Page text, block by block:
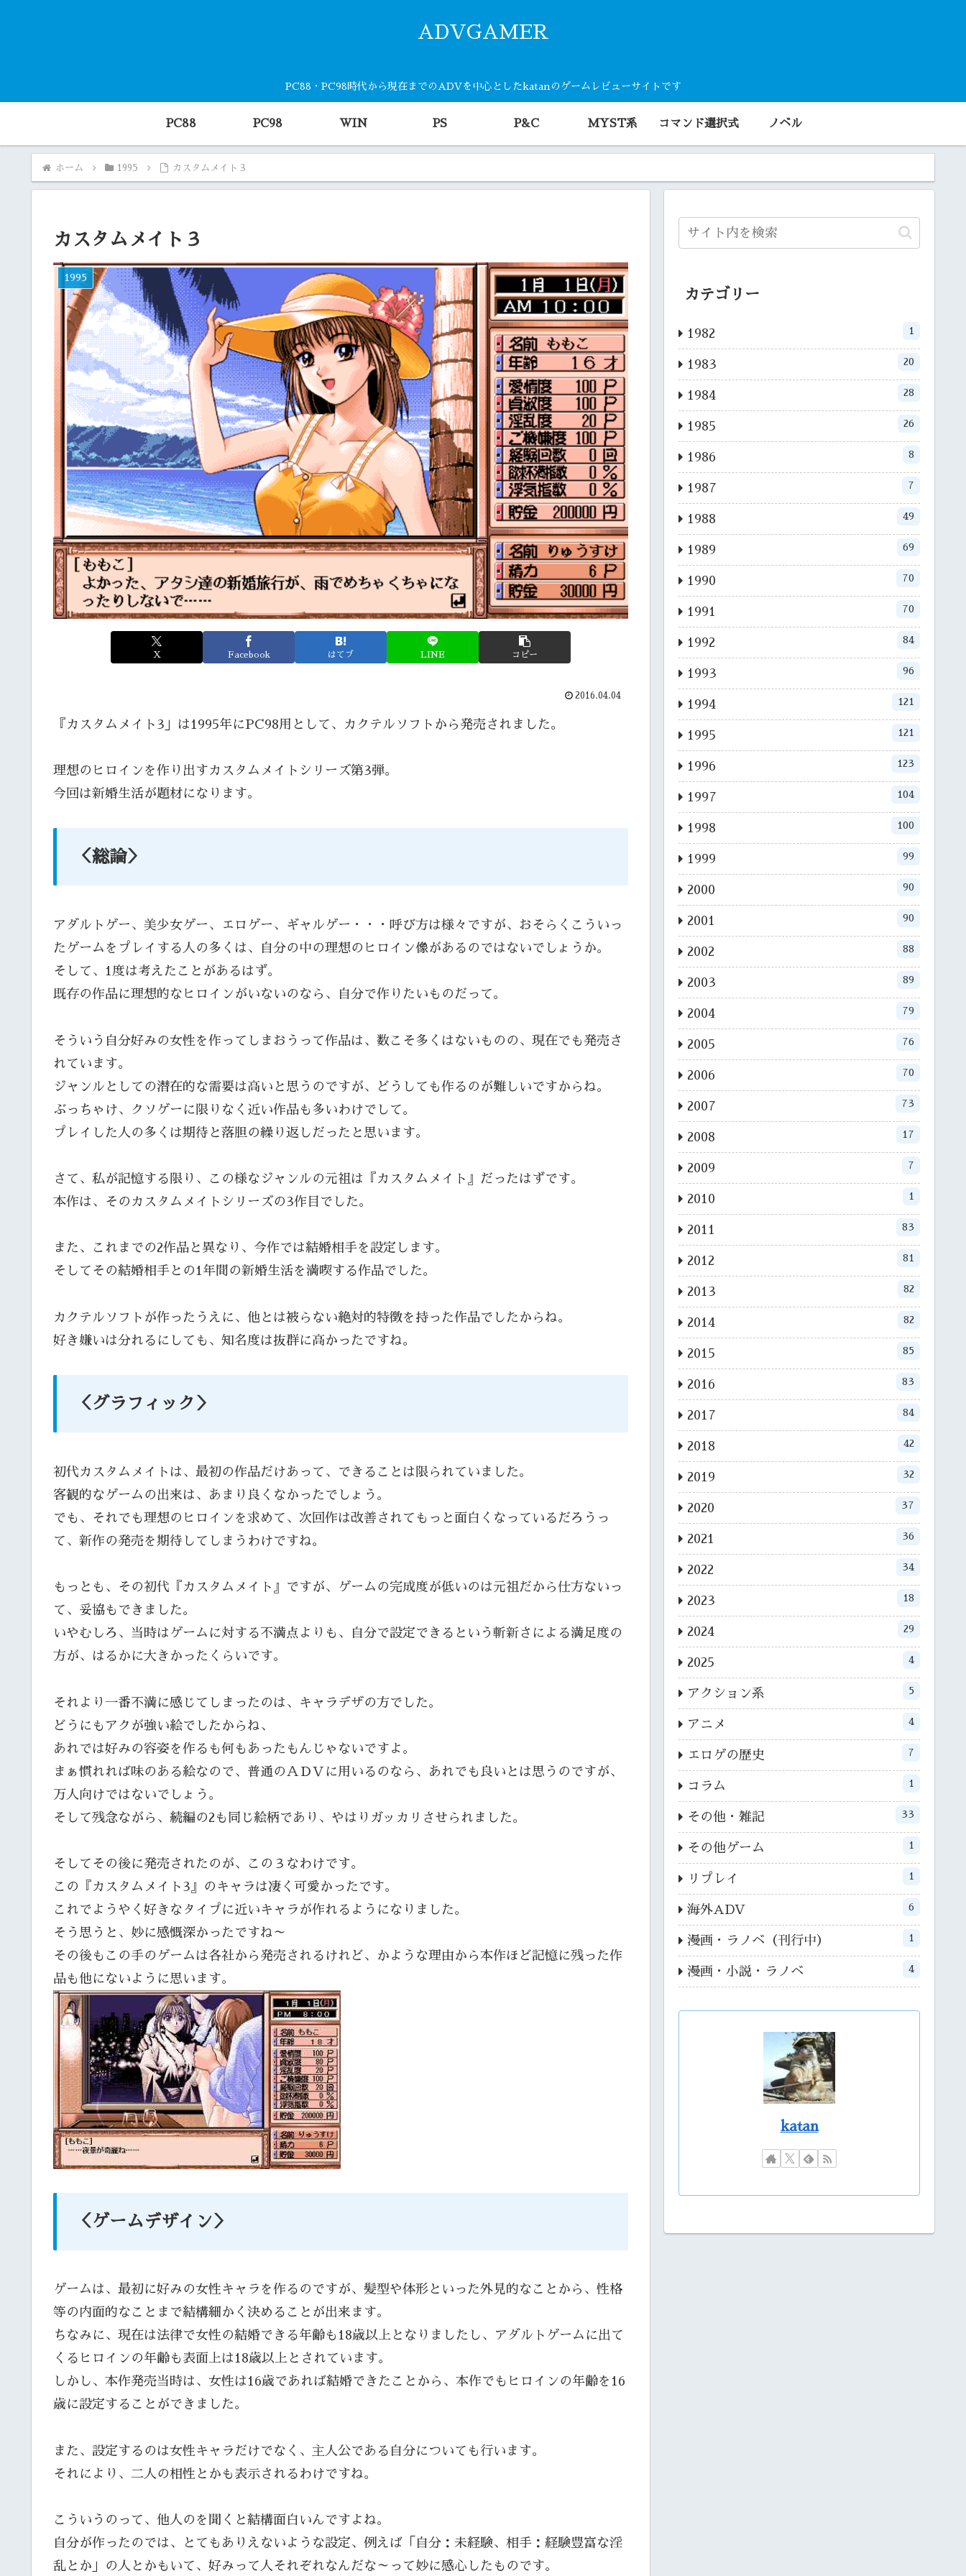
ADVGAMER
PC88・PC98時代から現在までのADVを中心としたkatanのゲームレビューサイトです
PC88 PC98 WIN PS P&C MYST系 コマンド選択式 ノベル
ホーム 1995 カスタムメイト３
カスタムメイト３
1995
X Facebook はてブ LINE コピー
2016.04.04
『カスタムメイト3」は1995年にPC98用として、カクテルソフトから発売されました。
理想のヒロインを作り出すカスタムメイトシリーズ第3弾。
今回は新婚生活が題材になります。
＜総論＞
アダルトゲー、美少女ゲー、エロゲー、ギャルゲー・・・呼び方は様々ですが、おそらくこういっ
たゲームをプレイする人の多くは、自分の中の理想のヒロイン像があるのではないでしょうか。
そして、1度は考えたことがあるはず。
既存の作品に理想的なヒロインがいないのなら、自分で作りたいものだって。
そういう自分好みの女性を作ってしまおうって作品は、数こそ多くはないものの、現在でも発売さ
れています。
ジャンルとしての潜在的な需要は高いと思うのですが、どうしても作るのが難しいですからね。
ぶっちゃけ、クソゲーに限りなく近い作品も多いわけでして。
プレイした人の多くは期待と落胆の繰り返しだったと思います。
さて、私が記憶する限り、この様なジャンルの元祖は『カスタムメイト』だったはずです。
本作は、そのカスタムメイトシリーズの3作目でした。
また、これまでの2作品と異なり、今作では結婚相手を設定します。
そしてその結婚相手との1年間の新婚生活を満喫する作品でした。
カクテルソフトが作ったうえに、他とは被らない絶対的特徴を持った作品でしたからね。
好き嫌いは分れるにしても、知名度は抜群に高かったですね。
＜グラフィック＞
初代カスタムメイトは、最初の作品だけあって、できることは限られていました。
客観的なゲームの出来は、あまり良くなかったでしょう。
でも、それでも理想のヒロインを求めて、次回作は改善されてもっと面白くなっているだろうっ
て、新作の発売を期待してしまうわけですね。
もっとも、その初代『カスタムメイト』ですが、ゲームの完成度が低いのは元祖だから仕方ないっ
て、妥協もできました。
いやむしろ、当時はゲームに対する不満点よりも、自分で設定できるという斬新さによる満足度の
方が、はるかに大きかったくらいです。
それより一番不満に感じてしまったのは、キャラデザの方でした。
どうにもアクが強い絵でしたからね、
あれでは好みの容姿を作るも何もあったもんじゃないですよ。
まぁ慣れれば味のある絵なので、普通のＡＤＶに用いるのなら、あれでも良いとは思うのですが、
万人向けではないでしょう。
そして残念ながら、続編の2も同じ絵柄であり、やはりガッカリさせられました。
そしてその後に発売されたのが、この３なわけです。
この『カスタムメイト3』のキャラは凄く可愛かったです。
これでようやく好きなタイプに近いキャラが作れるようになりました。
そう思うと、妙に感慨深かったですね～
その後もこの手のゲームは各社から発売されるけれど、かような理由から本作ほど記憶に残った作
品も他にないように思います。
＜ゲームデザイン＞
ゲームは、最初に好みの女性キャラを作るのですが、髪型や体形といった外見的なことから、性格
等の内面的なことまで結構細かく決めることが出来ます。
ちなみに、現在は法律で女性の結婚できる年齢も18歳以上となりましたし、アダルトゲームに出て
くるヒロインの年齢も表面上は18歳以上とされています。
しかし、本作発売当時は、女性は16歳であれば結婚できたことから、本作でもヒロインの年齢を16
歳に設定することができました。
また、設定するのは女性キャラだけでなく、主人公である自分についても行います。
それにより、二人の相性とかも表示されるわけですね。
こういうのって、他人のを聞くと結構面白いんですよね。
自分が作ったのでは、とてもありえないような設定、例えば「自分：未経験、相手：経験豊富な淫
乱とか」の人とかもいて、好みって人それぞれなんだな～って妙に感心したものです。
カテゴリー
1982 1
1983 20
1984 28
1985 26
1986 8
1987 7
1988 49
1989 69
1990 70
1991 70
1992 84
1993 96
1994 121
1995 121
1996 123
1997 104
1998 100
1999 99
2000 90
2001 90
2002 88
2003 89
2004 79
2005 76
2006 70
2007 73
2008 17
2009 7
2010 1
2011 83
2012 81
2013 82
2014 82
2015 85
2016 83
2017 84
2018 42
2019 32
2020 37
2021 36
2022 34
2023 18
2024 29
2025 4
アクション系 5
アニメ 4
エロゲの歴史 7
コラム 1
その他・雑記 33
その他ゲーム 1
リプレイ 1
海外ADV 6
漫画・ラノベ（刊行中） 1
漫画・小説・ラノベ 4
katan